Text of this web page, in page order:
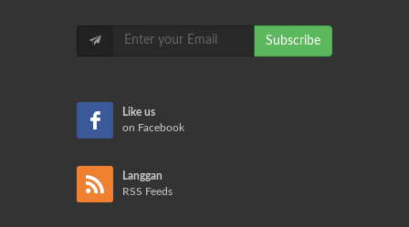
Subscribe
Like us
on Facebook
Langgan
RSS Feeds